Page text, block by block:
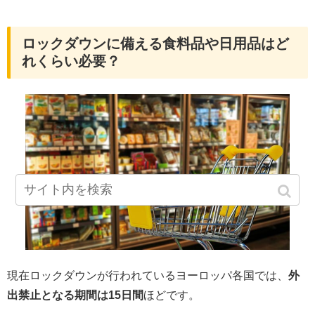
ロックダウンに備える食料品や日用品はど
れくらい必要？
現在ロックダウンが行われているヨーロッパ各国では、 外
出禁止となる期間は15日間ほどです。